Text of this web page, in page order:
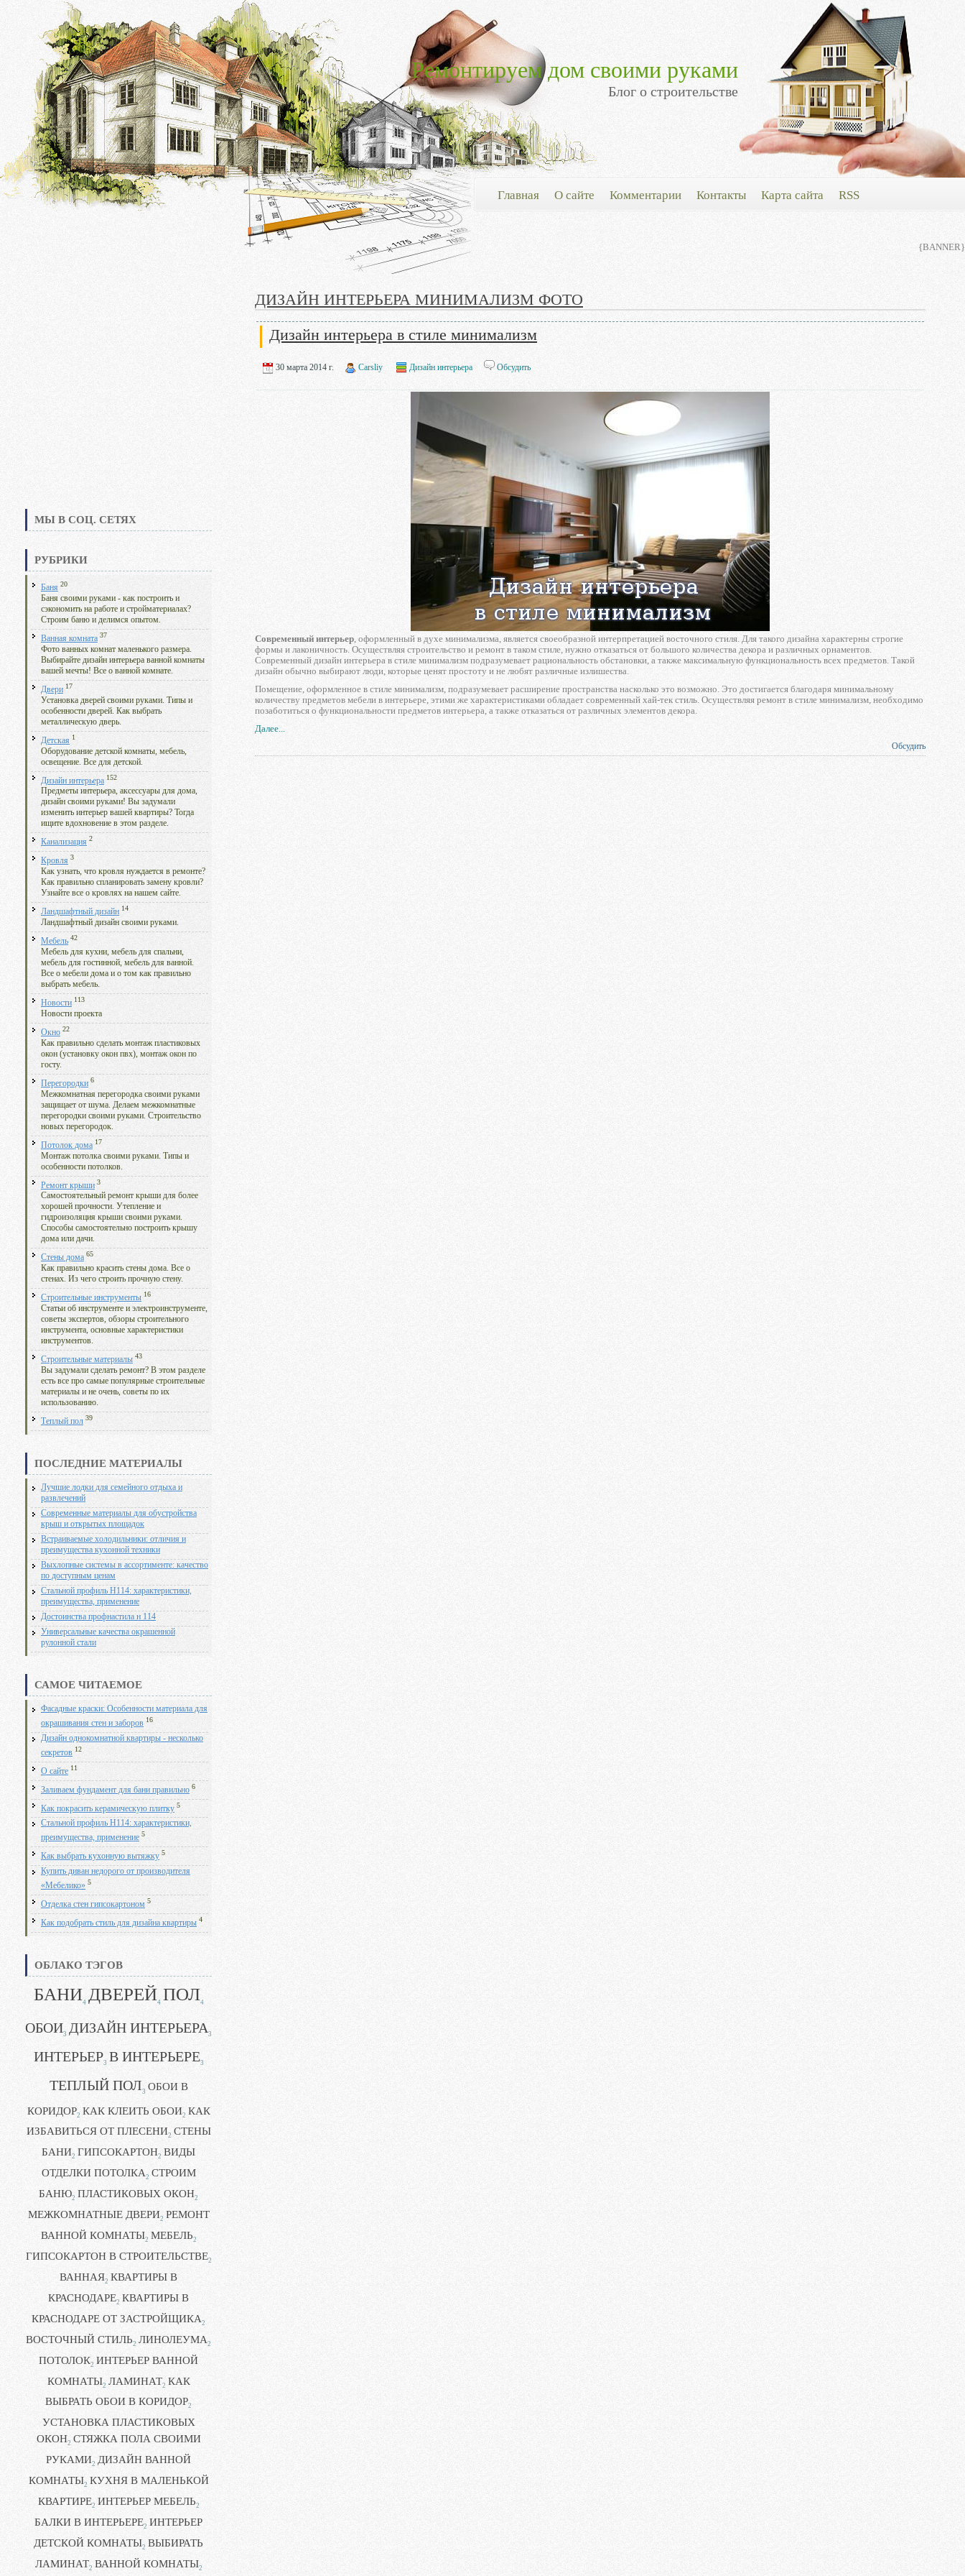
Ремонтируем дом своими руками
Блог о строительстве
Главная О сайте Комментарии Контакты Карта сайта RSS
{BANNER}
МЫ В СОЦ. СЕТЯХ
РУБРИКИ
Баня 20
Баня своими руками - как построить и
сэкономить на работе и стройматериалах?
Строим баню и делимся опытом.
Ванная комната 37
Фото ванных комнат маленького размера.
Выбирайте дизайн интерьера ванной комнаты
вашей мечты! Все о ванной комнате.
Двери 17
Установка дверей своими руками. Типы и
особенности дверей. Как выбрать
металлическую дверь.
Детская 1
Оборудование детской комнаты, мебель,
освещение. Все для детской.
Дизайн интерьера 152
Предметы интерьера, аксессуары для дома,
дизайн своими руками! Вы задумали
изменить интерьер вашей квартиры? Тогда
ищите вдохновение в этом разделе.
Канализация 2
Кровля 3
Как узнать, что кровля нуждается в ремонте?
Как правильно спланировать замену кровли?
Узнайте все о кровлях на нашем сайте.
Ландшафтный дизайн 14
Ландшафтный дизайн своими руками.
Мебель 42
Мебель для кухни, мебель для спальни,
мебель для гостинной, мебель для ванной.
Все о мебели дома и о том как правильно
выбрать мебель.
Новости 113
Новости проекта
Окно 22
Как правильно сделать монтаж пластиковых
окон (установку окон пвх), монтаж окон по
госту.
Перегородки 6
Межкомнатная перегородка своими руками
защищает от шума. Делаем межкомнатные
перегородки своими руками. Строительство
новых перегородок.
Потолок дома 17
Монтаж потолка своими руками. Типы и
особенности потолков.
Ремонт крыши 3
Самостоятельный ремонт крыши для более
хорошей прочности. Утепление и
гидроизоляция крыши своими руками.
Способы самостоятельно построить крышу
дома или дачи.
Стены дома 65
Как правильно красить стены дома. Все о
стенах. Из чего строить прочную стену.
Строительные инструменты 16
Статьи об инструменте и электроинструменте,
советы экспертов, обзоры строительного
инструмента, основные характеристики
инструментов.
Строительные материалы 43
Вы задумали сделать ремонт? В этом разделе
есть все про самые популярные строительные
материалы и не очень, советы по их
использованию.
Теплый пол 39
ПОСЛЕДНИЕ МАТЕРИАЛЫ
Лучшие лодки для семейного отдыха и
развлечений
Современные материалы для обустройства
крыш и открытых площадок
Встраиваемые холодильники: отличия и
преимущества кухонной техники
Выхлопные системы в ассортименте: качество
по доступным ценам
Стальной профиль Н114: характеристики,
преимущества, применение
Достоинства профнастила н 114
Универсальные качества окрашенной
рулонной стали
САМОЕ ЧИТАЕМОЕ
Фасадные краски: Особенности материала для
окрашивания стен и заборов 16
Дизайн однокомнатной квартиры - несколько
секретов 12
О сайте 11
Заливаем фундамент для бани правильно 6
Как покрасить керамическую плитку 5
Стальной профиль Н114: характеристики,
преимущества, применение 5
Как выбрать кухонную вытяжку 5
Купить диван недорого от производителя
«Мебелико» 5
Отделка стен гипсокартоном 5
Как подобрать стиль для дизайна квартиры 4
ОБЛАКО ТЭГОВ
БАНИ4 ДВЕРЕЙ4 ПОЛ4
ОБОИ3 ДИЗАЙН ИНТЕРЬЕРА3
ИНТЕРЬЕР3 В ИНТЕРЬЕРЕ3
ТЕПЛЫЙ ПОЛ3 ОБОИ В
КОРИДОР2 КАК КЛЕИТЬ ОБОИ2 КАК
ИЗБАВИТЬСЯ ОТ ПЛЕСЕНИ2 СТЕНЫ
БАНИ2 ГИПСОКАРТОН2 ВИДЫ
ОТДЕЛКИ ПОТОЛКА2 СТРОИМ
БАНЮ2 ПЛАСТИКОВЫХ ОКОН2
МЕЖКОМНАТНЫЕ ДВЕРИ2 РЕМОНТ
ВАННОЙ КОМНАТЫ2 МЕБЕЛЬ2
ГИПСОКАРТОН В СТРОИТЕЛЬСТВЕ2
ВАННАЯ2 КВАРТИРЫ В
КРАСНОДАРЕ2 КВАРТИРЫ В
КРАСНОДАРЕ ОТ ЗАСТРОЙЩИКА2
ВОСТОЧНЫЙ СТИЛЬ2 ЛИНОЛЕУМА2
ПОТОЛОК2 ИНТЕРЬЕР ВАННОЙ
КОМНАТЫ2 ЛАМИНАТ2 КАК
ВЫБРАТЬ ОБОИ В КОРИДОР2
УСТАНОВКА ПЛАСТИКОВЫХ
ОКОН2 СТЯЖКА ПОЛА СВОИМИ
РУКАМИ2 ДИЗАЙН ВАННОЙ
КОМНАТЫ2 КУХНЯ В МАЛЕНЬКОЙ
КВАРТИРЕ2 ИНТЕРЬЕР МЕБЕЛЬ2
БАЛКИ В ИНТЕРЬЕРЕ2 ИНТЕРЬЕР
ДЕТСКОЙ КОМНАТЫ2 ВЫБИРАТЬ
ЛАМИНАТ2 ВАННОЙ КОМНАТЫ2
ДИЗАЙН ИНТЕРЬЕРА МИНИМАЛИЗМ ФОТО
Дизайн интерьера в стиле минимализм
30 марта 2014 г. Carsliy Дизайн интерьера Обсудить
Современный интерьер, оформленный в духе минимализма, является своеобразной интерпретацией восточного стиля. Для такого дизайна характерны строгие
формы и лаконичность. Осуществляя строительство и ремонт в таком стиле, нужно отказаться от большого количества декора и различных орнаментов.
Современный дизайн интерьера в стиле минимализм подразумевает рациональность обстановки, а также максимальную функциональность всех предметов. Такой
дизайн обычно выбирают люди, которые ценят простоту и не любят различные излишества.
Помещение, оформленное в стиле минимализм, подразумевает расширение пространства насколько это возможно. Это достигается благодаря минимальному
количеству предметов мебели в интерьере, этими же характеристиками обладает современный хай-тек стиль. Осуществляя ремонт в стиле минимализм, необходимо
позаботиться о функциональности предметов интерьера, а также отказаться от различных элементов декора.
Далее...
Обсудить